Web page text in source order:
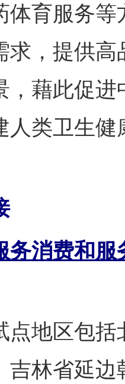
体育服务
求，提供
，藉此促
人类卫生
务消费和
地区包括
吉林省延